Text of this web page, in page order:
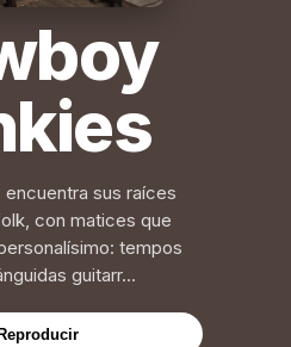
sus raíces
con matices que
tempos
guitarr...